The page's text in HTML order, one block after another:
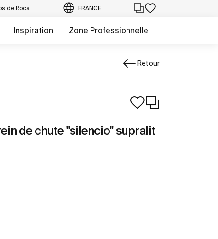
de Roca FRANCE
Inspiration Zone Professionnelle
Retour
de chute "silencio" supralit